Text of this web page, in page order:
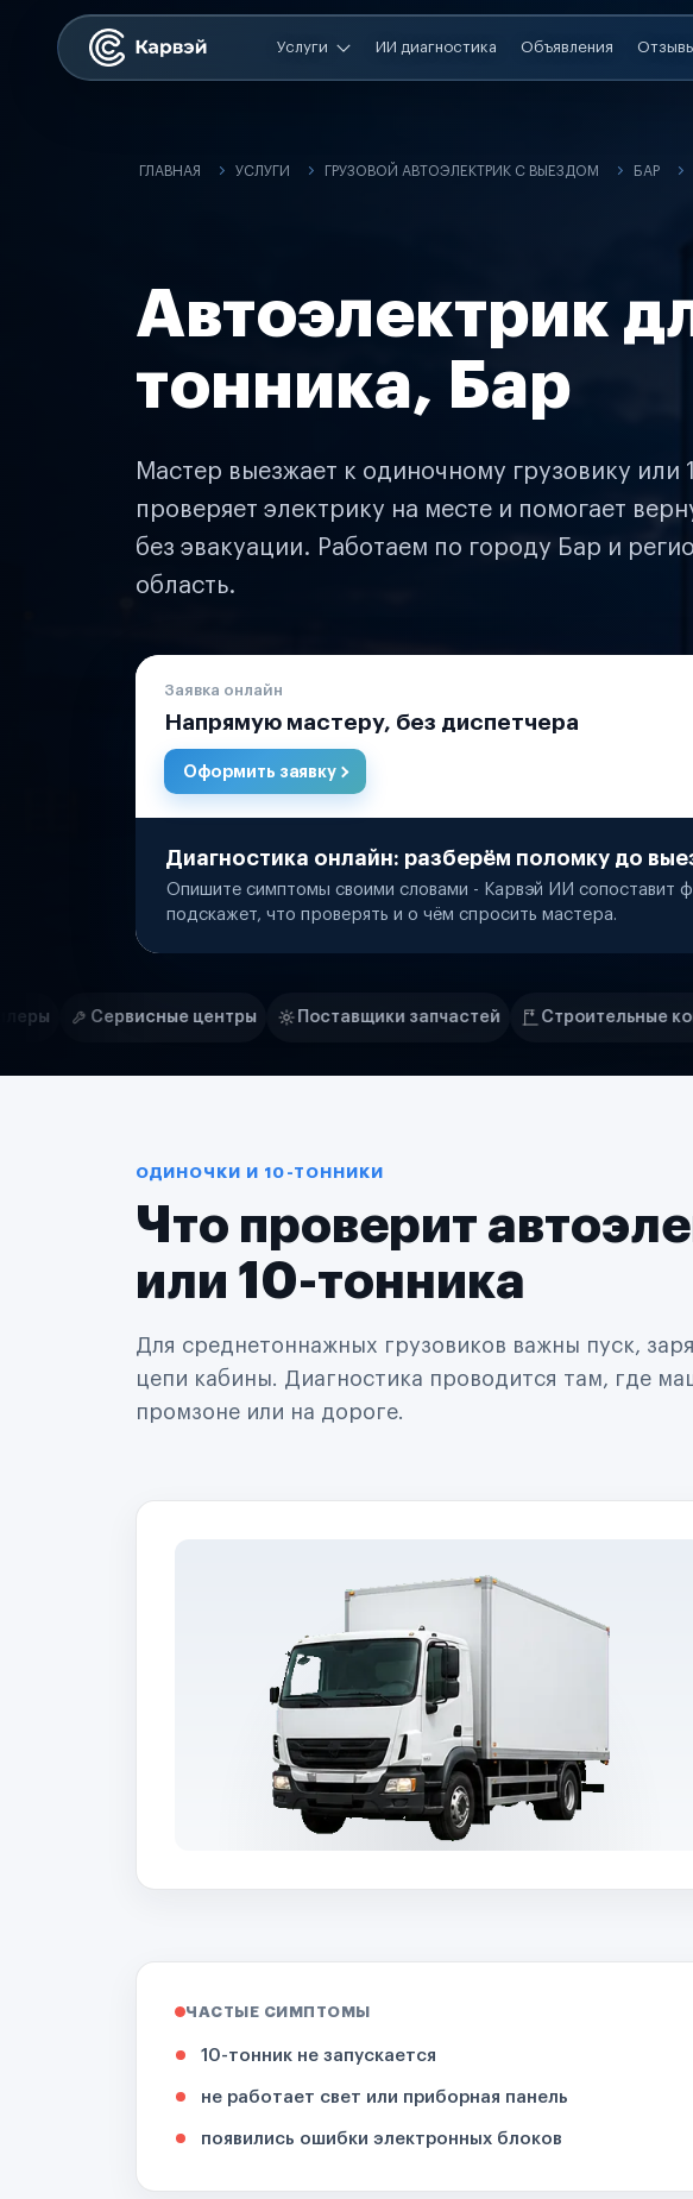
Услуги ИИ диагностика Объявления
ГЛАВНАЯ УСЛУГИ ГРУЗОВОЙ АВТОЭЛЕКТРИК С ВЫЕЗДОМ БАР
Автоэлектрик
тонника, Бар
Мастер выезжает к одиночному грузовику или
проверяет электрику на месте и помогает
без эвакуации. Работаем по городу Бар и
область.
Заявка онлайн
Напрямую мастеру, без диспетчера
Оформить заявку
Диагностика онлайн: разберём поломку до
Опишите симптомы своими словами - Карвэй ИИ сопоставит
подскажет, что проверять и о чём спросить мастера.
Нам доверяют
Поставщики запчастей Строительные компании Аренда
Маркетплейсы
Логистические компании
Поставщики запчастей
Строительные компании
Ремонт спецтехники
Управляющие компании
Страховые компании
B2B-дистрибьюторы
ОДИНОЧКИ И 10-ТОННИКИ
Что проверит
или 10-тонника
Для среднетоннажных грузовиков важны пуск,
цепи кабины. Диагностика проводится там, где
промзоне или на дороге.
ЧАСТЫЕ СИМПТОМЫ
10-тонник не запускается
не работает свет или приборная панель
появились ошибки электронных блоков